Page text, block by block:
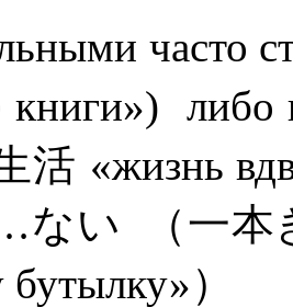
часто
книги»)
活 «жизнь
ない （一本
）